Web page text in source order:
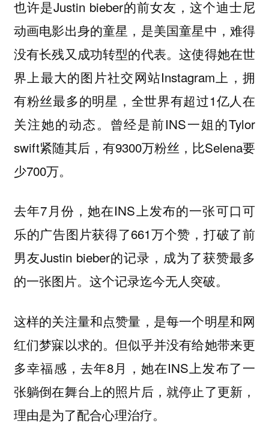
也许是Justin bieber的前女友，这个迪士尼
动画电影出身的童星，是美国童星中，难得
没有长残又成功转型的代表。这使得她在世
界上最大的图片社交网站Instagram上，拥
有粉丝最多的明星，全世界有超过1亿人在
关注她的动态。曾经是前INS一姐的Tylor
swift紧随其后，有9300万粉丝，比Selena要
少700万。
去年7月份，她在INS上发布的一张可口可
乐的广告图片获得了661万个赞，打破了前
男友Justin bieber的记录，成为了获赞最多
的一张图片。这个记录迄今无人突破。
这样的关注量和点赞量，是每一个明星和网
红们梦寐以求的。但似乎并没有给她带来更
多幸福感，去年8月，她在INS上发布了一
张躺倒在舞台上的照片后，就停止了更新，
理由是为了配合心理治疗。